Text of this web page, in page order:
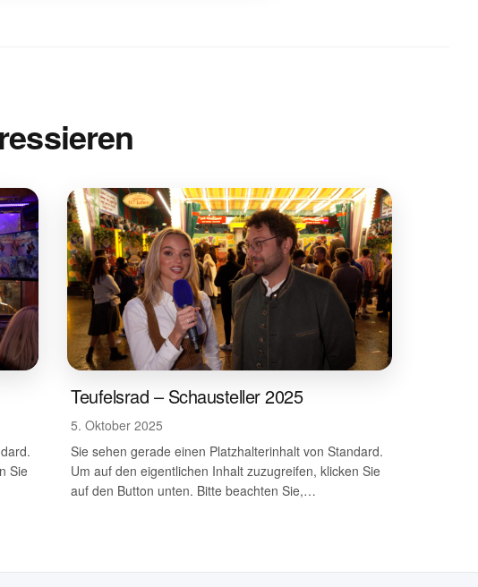
Sie
Teufelsrad – Schausteller 2025
5. Oktober 2025
Sie sehen gerade einen Platzhalterinhalt von Standard.
Um auf den eigentlichen Inhalt zuzugreifen, klicken Sie
auf den Button unten. Bitte beachten Sie,…